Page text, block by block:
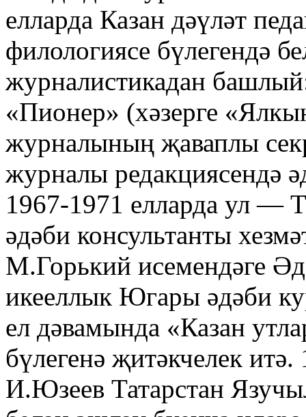
елларда Казан дәүләт
филологиясе бүлегендә
журналистикадан
«Пионер» (хәзерге
журналының җаваплы
журналы редакциясендә
1967-1971 елларда ул —
әдәби консультанты
М.Горький исемендәге
икееллык Югары әдәби
ел дәвамында «Казан
бүлегенә җитәкчелек
И.Юзеев Татарстан